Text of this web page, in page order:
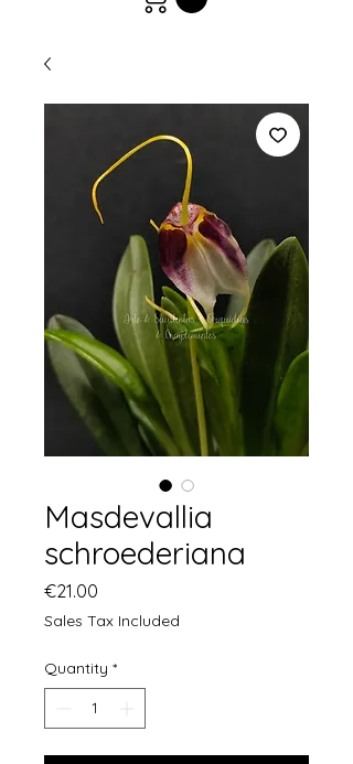
Masdevallia
schroederiana
€21.00
Sales Tax Included
Quantity *